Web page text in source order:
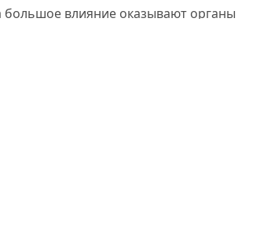
большое влияние оказывают органы